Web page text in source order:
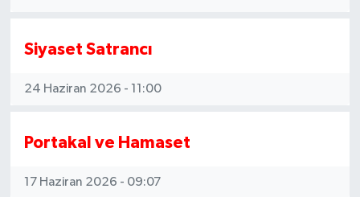
Siyaset Satrancı
24 Haziran 2026 - 11:00
Portakal ve Hamaset
17 Haziran 2026 - 09:07